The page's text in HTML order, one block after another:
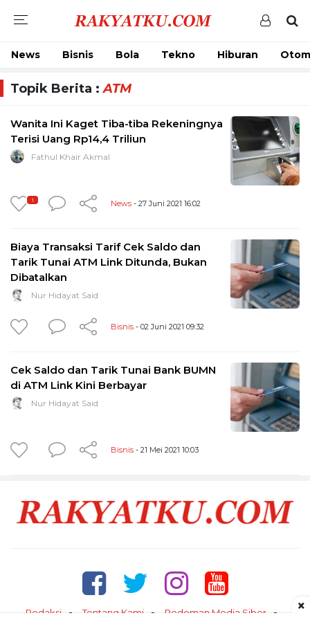
News Bisnis Bola Tekno Hiburan
Topik Berita :ATM
Wanita Ini Kaget Tiba-tiba Rekeningnya
Terisi Uang Rp14,4 Triliun
Fathul Khair Akmal
1 News - 27 Juni 2021 16:02
Biaya Transaksi Tarif Cek Saldo dan
Tarik Tunai ATM Link Ditunda, Bukan
Dibatalkan
Nur Hidayat Said
Bisnis - 02 Juni 2021 09:32
Cek Saldo dan Tarik Tunai Bank BUMN
di ATM Link Kini Berbayar
Nur Hidayat Said
Bisnis - 21 Mei 2021 10:03
Redaksi Tentang Kami Pedoman Media Siber ×